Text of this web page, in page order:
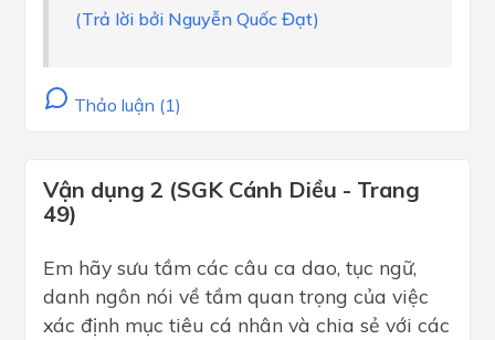
(Trả lời bởi Nguyễn Quốc Đạt)
Thảo luận (1)
Vận dụng 2 (SGK Cánh Diều - Trang
49)
Em hãy sưu tầm các câu ca dao, tục ngữ,
danh ngôn nói về tầm quan trọng của việc
xác định mục tiêu cá nhân và chia sẻ với các